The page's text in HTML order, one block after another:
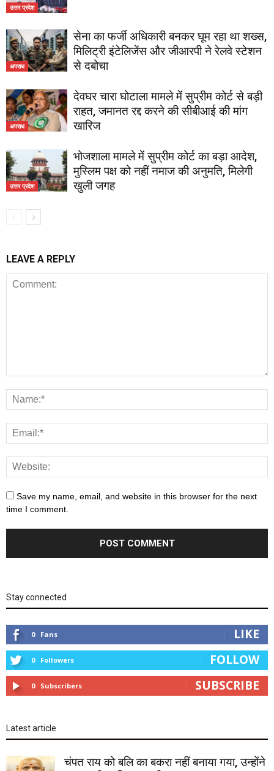
उत्तर प्रदेश
अपराध
सेना का फर्जी अधिकारी बनकर घूम रहा था शख्स,
मिलिट्री इंटेलिजेंस और जीआरपी ने रेलवे स्टेशन
से दबोचा
अपराध
देवघर चारा घोटाला मामले में सुप्रीम कोर्ट से बड़ी
राहत, जमानत रद्द करने की सीबीआई की मांग
खारिज
उत्तर प्रदेश
भोजशाला मामले में सुप्रीम कोर्ट का बड़ा आदेश,
मुस्लिम पक्ष को नहीं नमाज की अनुमति, मिलेगी
खुली जगह
LEAVE A REPLY
Save my name, email, and website in this browser for the next
time I comment.
Stay connected
0 Fans LIKE
0 Followers FOLLOW
0 Subscribers SUBSCRIBE
Latest article
चंपत राय को बलि का बकरा नहीं बनाया गया, उन्होंने